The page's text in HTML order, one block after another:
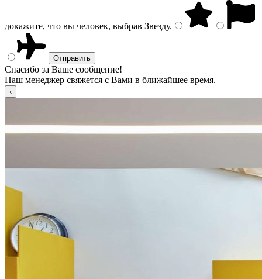
докажите, что вы человек, выбрав Звезду.
Спасибо за Ваше сообщение!
Наш менеджер свяжется с Вами в ближайшее время.